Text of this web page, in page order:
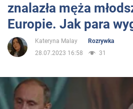
Rozrywka
Życie
Polityka
znalazła męża
Europie. Jak para
Kateryna Malay
Rozrywka
28.07.2023 16:58
31